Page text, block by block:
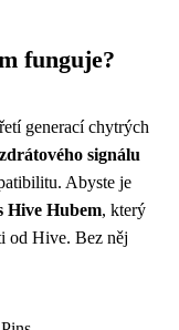
funguje?
generací chytrých
signálu
Abyste je
Hive Hubem, který
od Hive. Bez něj